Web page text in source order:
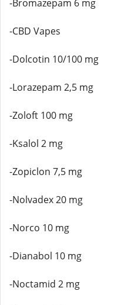
-Bromazepam 6 mg
-CBD Vapes
-Dolcotin 10/100 mg
-Lorazepam 2,5 mg
-Zoloft 100 mg
-Ksalol 2 mg
-Zopiclon 7,5 mg
-Nolvadex 20 mg
-Norco 10 mg
-Dianabol 10 mg
-Noctamid 2 mg